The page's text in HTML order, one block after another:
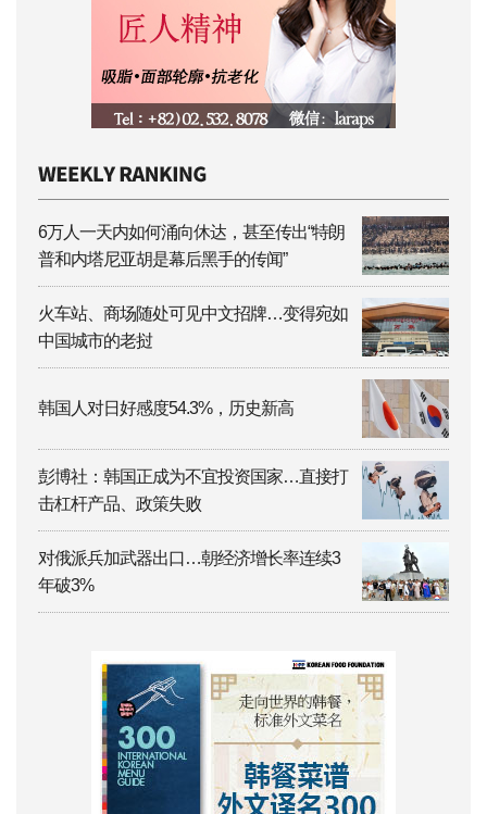
6万人一天内如何涌向休达，甚至传出“特朗
普和内塔尼亚胡是幕后黑手的传闻”
火车站、商场随处可见中文招牌…变得宛如
中国城市的老挝
韩国人对日好感度54.3%，历史新高
彭博社：韩国正成为不宜投资国家…直接打
击杠杆产品、政策失败
对俄派兵加武器出口…朝经济增长率连续3
年破3%